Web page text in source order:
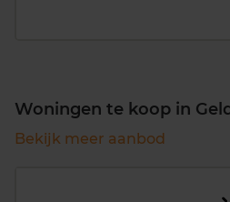
Woningen te koop in
Bekijk meer aanbod